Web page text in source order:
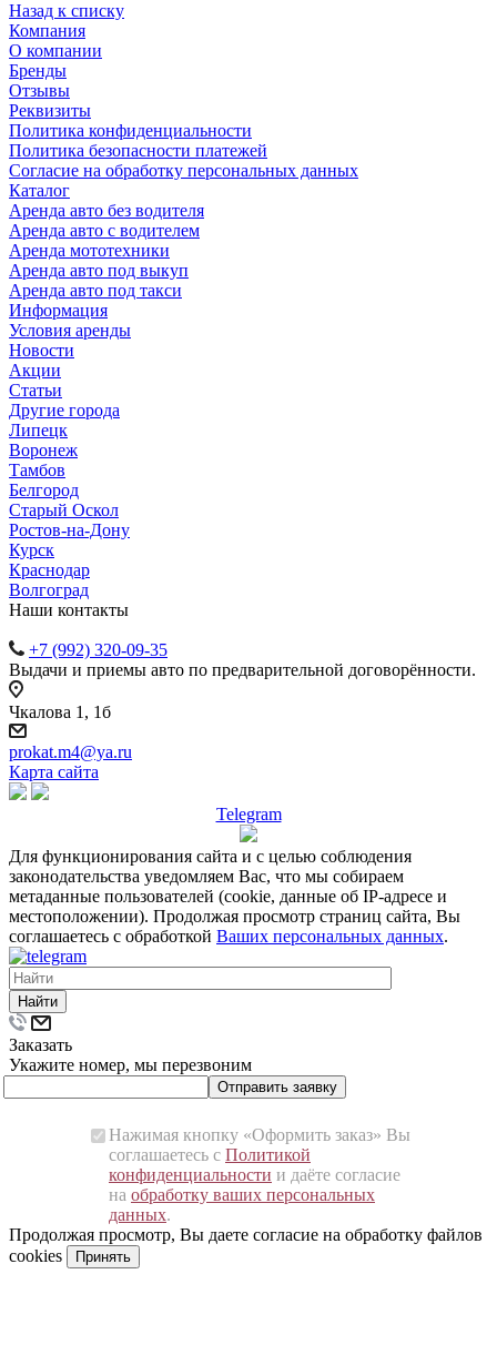
Назад к списку
Компания
О компании
Бренды
Отзывы
Реквизиты
Политика конфиденциальности
Политика безопасности платежей
Согласие на обработку персональных данных
Каталог
Аренда авто без водителя
Аренда авто с водителем
Аренда мототехники
Аренда авто под выкуп
Аренда авто под такси
Информация
Условия аренды
Новости
Акции
Статьи
Другие города
Липецк
Воронеж
Тамбов
Белгород
Старый Оскол
Ростов-на-Дону
Курск
Краснодар
Волгоград
Наши контакты
+7 (992) 320-09-35
Выдачи и приемы авто по предварительной договорённости.
Чкалова 1, 1б
prokat.m4@ya.ru
Карта сайта
Telegram
Для функционирования сайта и с целью соблюдения
законодательства уведомляем Вас, что мы собираем
метаданные пользователей (cookie, данные об IP-адресе и
местоположении). Продолжая просмотр страниц сайта, Вы
соглашаетесь с обработкой Ваших персональных данных.
Найти
Заказать
Укажите номер, мы перезвоним
Отправить заявку
Нажимая кнопку «Оформить заказ» Вы
соглашаетесь с Политикой
конфиденциальности и даёте согласие
на обработку ваших персональных
данных.
Продолжая просмотр, Вы даете согласие на обработку файлов
cookies
Принять